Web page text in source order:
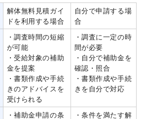
解体無料見積ガイ
ドを利用する場合
自分で申請する場
合
・調査時間の短縮
が可能
・受給対象の補助
金を提案
・書類作成や手続
きのアドバイスを
受けられる
・調査に一定の時
間が必要
・自分で補助金を
確認・照合
・書類作成や手続
きを自分で対応
・補助金申請の条
・条件を満たす解